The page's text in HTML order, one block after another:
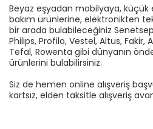
Beyaz eşyadan mobilyaya, küçük
bakım ürünlerine, elektronikten
bir arada bulabileceğiniz
Philips, Profilo, Vestel, Altus, Fakir,
Tefal, Rowenta gibi dünyanın
ürünlerini bulabilirsiniz.
Siz de hemen online alışveriş
kartsız, elden taksitle alışveriş